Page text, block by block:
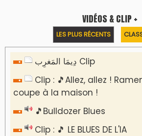
VIDÉOS & CLIP +
LES PLUS RÉCENTS
دِيمَا المَغرِب Clip
Clip : 🎵Allez, allez !
coupe à la maison !
🎵Bulldozer Blues
Clip : 🎵 LE BLUES DE L'IA